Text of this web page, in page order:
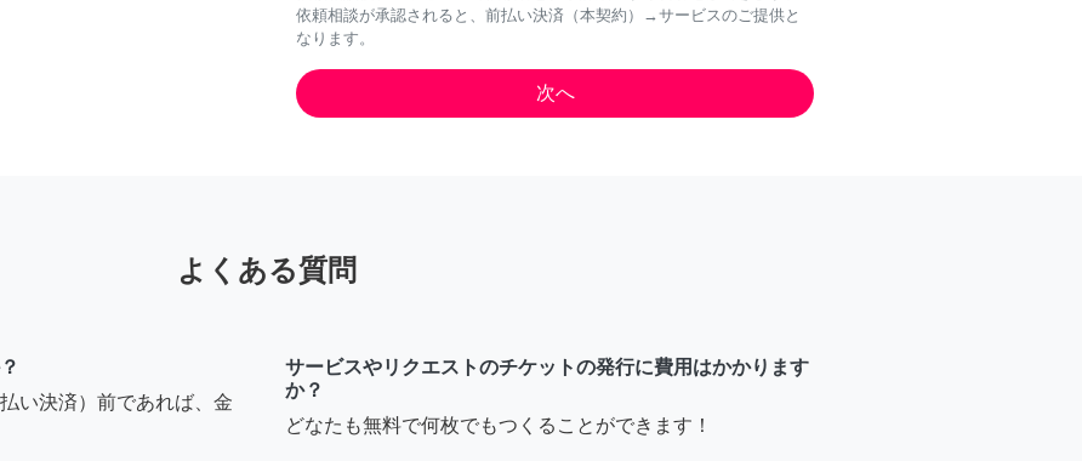
依頼相談が承認されると、前払い決済（本契約）→サービスのご提供と
なります。
よくある質問
い決済）前であれば、金
サービスやリクエストのチケットの発行に費用はかかります
か？
どなたも無料で何枚でもつくることができます！